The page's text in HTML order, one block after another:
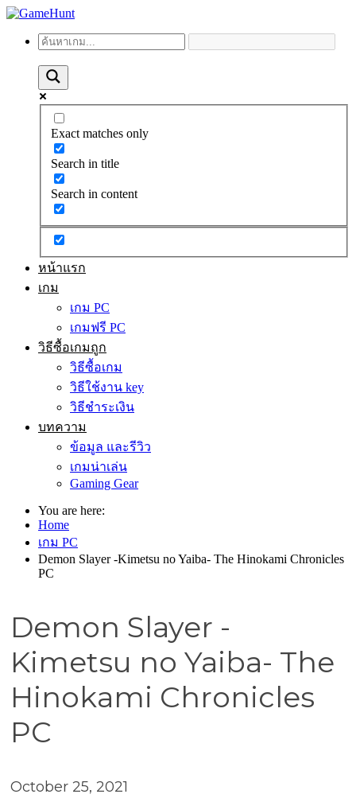
Exact matches only
Search in title
Search in content
หน้าแรก
เกม
เกม PC
เกมฟรี PC
วิธีซื้อเกมถูก
วิธีซื้อเกม
วิธีใช้งาน key
วิธีชำระเงิน
บทความ
ข้อมูล และรีวิว
เกมน่าเล่น
Gaming Gear
You are here:
Home
เกม PC
Demon Slayer -Kimetsu no Yaiba- The Hinokami Chronicles
PC
Demon Slayer -
Kimetsu no Yaiba- The
Hinokami Chronicles
PC
October 25, 2021